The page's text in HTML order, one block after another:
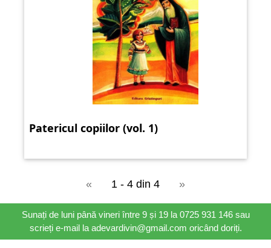
Patericul copiilor (vol. 1)
« 1 - 4 din 4 »
Sunați de luni până vineri între 9 și 19 la 0725 931 146 sau
scrieți e-mail la adevardivin@gmail.com oricând doriți.